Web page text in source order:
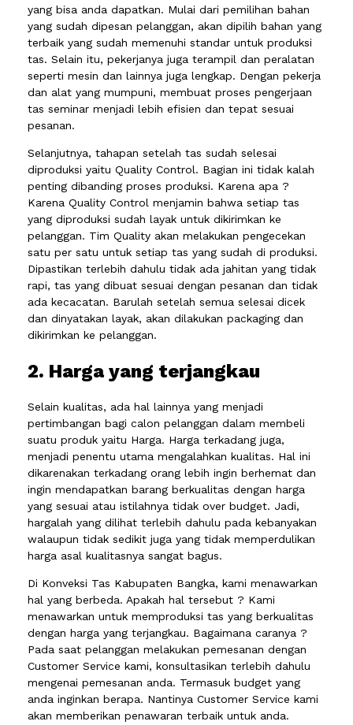
yang bisa anda dapatkan. Mulai dari pemilihan bahan
yang sudah dipesan pelanggan, akan dipilih bahan yang
terbaik yang sudah memenuhi standar untuk produksi
tas. Selain itu, pekerjanya juga terampil dan peralatan
seperti mesin dan lainnya juga lengkap. Dengan pekerja
dan alat yang mumpuni, membuat proses pengerjaan
tas seminar menjadi lebih efisien dan tepat sesuai
pesanan.
Selanjutnya, tahapan setelah tas sudah selesai
diproduksi yaitu Quality Control. Bagian ini tidak kalah
penting dibanding proses produksi. Karena apa ?
Karena Quality Control menjamin bahwa setiap tas
yang diproduksi sudah layak untuk dikirimkan ke
pelanggan. Tim Quality akan melakukan pengecekan
satu per satu untuk setiap tas yang sudah di produksi.
Dipastikan terlebih dahulu tidak ada jahitan yang tidak
rapi, tas yang dibuat sesuai dengan pesanan dan tidak
ada kecacatan. Barulah setelah semua selesai dicek
dan dinyatakan layak, akan dilakukan packaging dan
dikirimkan ke pelanggan.
2. Harga yang terjangkau
Selain kualitas, ada hal lainnya yang menjadi
pertimbangan bagi calon pelanggan dalam membeli
suatu produk yaitu Harga. Harga terkadang juga,
menjadi penentu utama mengalahkan kualitas. Hal ini
dikarenakan terkadang orang lebih ingin berhemat dan
ingin mendapatkan barang berkualitas dengan harga
yang sesuai atau istilahnya tidak over budget. Jadi,
hargalah yang dilihat terlebih dahulu pada kebanyakan
walaupun tidak sedikit juga yang tidak memperdulikan
harga asal kualitasnya sangat bagus.
Di Konveksi Tas Kabupaten Bangka, kami menawarkan
hal yang berbeda. Apakah hal tersebut ? Kami
menawarkan untuk memproduksi tas yang berkualitas
dengan harga yang terjangkau. Bagaimana caranya ?
Pada saat pelanggan melakukan pemesanan dengan
Customer Service kami, konsultasikan terlebih dahulu
mengenai pemesanan anda. Termasuk budget yang
anda inginkan berapa. Nantinya Customer Service kami
akan memberikan penawaran terbaik untuk anda.